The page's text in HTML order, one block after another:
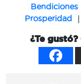
Bendiciones
Prosperidad |
¿Te